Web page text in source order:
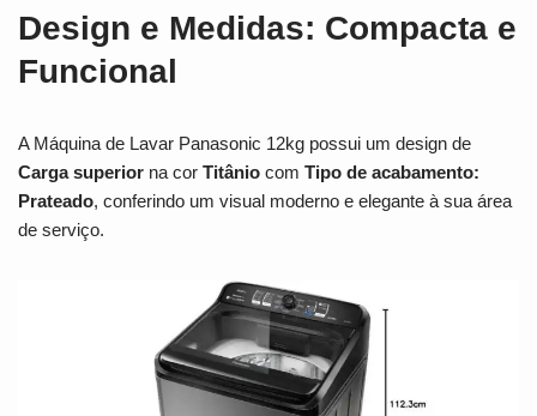
Design e Medidas: Compacta e
Funcional
A Máquina de Lavar Panasonic 12kg possui um design de
Carga superior na cor Titânio com Tipo de acabamento:
Prateado, conferindo um visual moderno e elegante à sua área
de serviço.